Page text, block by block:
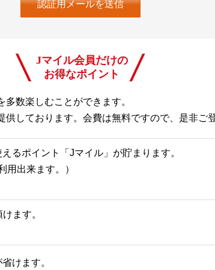
Jマイル会員だけの
お得なポイント
数楽しむことができます。
しております。会費は無料ですので、是非ご
るポイント「Jマイル」が貯まります。
用出来ます。）
ます。
けます。